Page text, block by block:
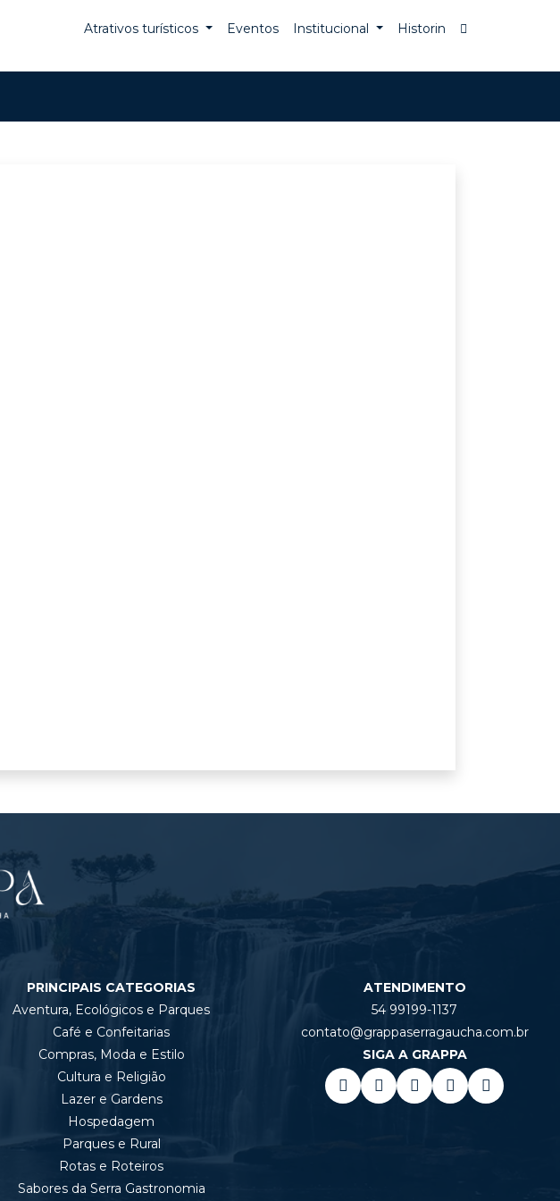
Atrativos turísticos Eventos Institucional Historin
PRINCIPAIS CATEGORIAS
Aventura, Ecológicos e Parques
Café e Confeitarias
Compras, Moda e Estilo
Cultura e Religião
Lazer e Gardens
Hospedagem
Parques e Rural
Rotas e Roteiros
Sabores da Serra Gastronomia
ATENDIMENTO
54 99199-1137
contato@grappaserragaucha.com.br
SIGA A GRAPPA